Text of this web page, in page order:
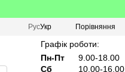
РусУкр Порівняння
Графік роботи:
Пн-Пт
9.00-18.00
Сб
10.00-16.00